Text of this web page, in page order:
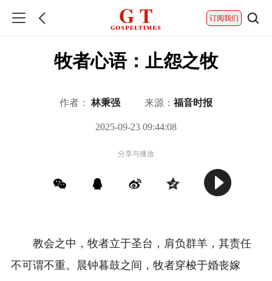
订阅我们
牧者心语：止怨之牧
作者：林秉强 来源： 福音时报
2025-09-23 09:44:08
分享与播放
教会之中，牧者立于圣台，肩负群羊，其责任
不可谓不重。晨钟暮鼓之间，牧者穿梭于婚丧嫁